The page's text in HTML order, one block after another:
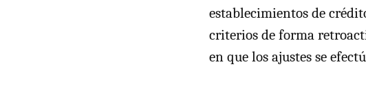
establecimientos de
criterios de forma
en que los ajustes se